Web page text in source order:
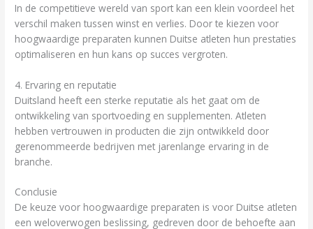
In de competitieve wereld van sport kan een klein voordeel het
verschil maken tussen winst en verlies. Door te kiezen voor
hoogwaardige preparaten kunnen Duitse atleten hun prestaties
optimaliseren en hun kans op succes vergroten.
4. Ervaring en reputatie
Duitsland heeft een sterke reputatie als het gaat om de
ontwikkeling van sportvoeding en supplementen. Atleten
hebben vertrouwen in producten die zijn ontwikkeld door
gerenommeerde bedrijven met jarenlange ervaring in de
branche.
Conclusie
De keuze voor hoogwaardige preparaten is voor Duitse atleten
een weloverwogen beslissing, gedreven door de behoefte aan